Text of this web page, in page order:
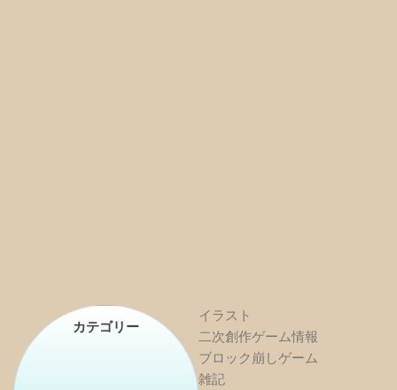
カテゴリー
イラスト
二次創作ゲーム情報
ブロック崩しゲーム
雑記